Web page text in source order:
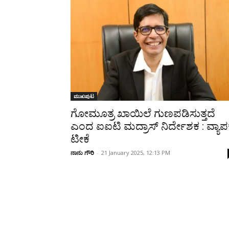
ಮುಖಪುಟ
ಗೋಮೂತ್ರ ಖಾಯಿಲೆ ಗುಣಪಡಿಸುತ್ತದೆ
ಎಂದ ಐಐಟಿ ಮದ್ರಾಸ್ ನಿರ್ದೇಶಕ :
ಟೀಕೆ
ನಾನು ಗೌರಿ - 21 January 2025, 12:13 PM